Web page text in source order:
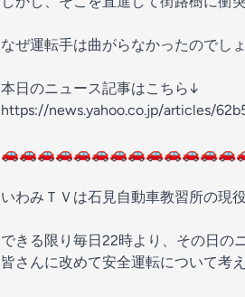
なぜ運転手は曲がらなかったのでしょ
本日のニュース記事はこちら↓
https://news.yahoo.co.jp/articles/
いわみＴＶは石見自動車教習所の現
できる限り毎日22時より、その日の
皆さんに改めて安全運転について考